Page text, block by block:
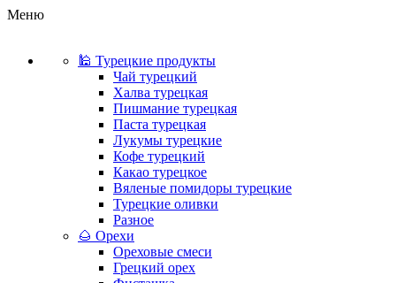
Меню
🕌 Турецкие продукты
Чай турецкий
Халва турецкая
Пишмание турецкая
Паста турецкая
Лукумы турецкие
Кофе турецкий
Какао турецкое
Вяленые помидоры турецкие
Турецкие оливки
Разное
🌰 Орехи
Ореховые смеси
Грецкий орех